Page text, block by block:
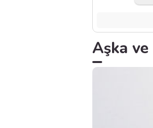
Aşka